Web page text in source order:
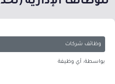
وظائف شركات
بواسطة: أي وظيفة